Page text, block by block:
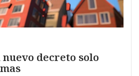
decreto solo